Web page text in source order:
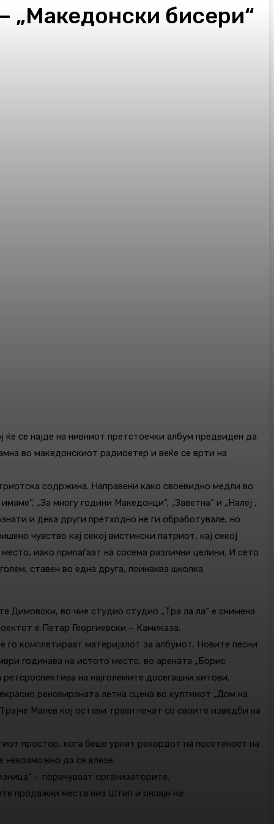
„Македонски бисери“
се најде на нивниот претстоечки албум предвиден да
во македонскиот радиоетер и веќе се врти на
содржина. Направени како своевидно медли во
„За многу години Македонци“, „Заветна“ и „Налеј ,
и дека други претходно не ги обработувале, но
чувство кај секој вистински патриот, кај секој
иако припаѓаат на сосема различни целини. И сето
ставен во една друга, поинаква школка.
Димовски, во чие студио студио „Тра ла ла“ е снимена
е Петар Георгиевски – Камиказа.
го комплетираат материјалот за албумот. Новите песни
годинава на истото место, во арената „Борис
на најголемите досегашни хитови.
реновираната летна сцена во култниот „Дом на
Манев кој остави траен печат со своите изведби на
простор, кога беше урнат рекордот на посетеност на
невозможно да се влезе.
– порачуваат организаторите.
продажни места низ Штип и онлајн на: